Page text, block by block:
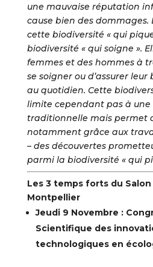
une mauvaise réputation
cause bien des dommages.
cette biodiversité « qui
biodiversité « qui soigne ».
femmes et des hommes à
se soigner ou d’assurer leur
au quotidien. Cette
limite cependant pas à une
traditionnelle mais permet
notamment grâce aux
– des découvertes
parmi la biodiversité « qui
Les 3 temps forts du Salon
Montpellier
Jeudi 9 Novembre :
Scientifique des
technologiques en